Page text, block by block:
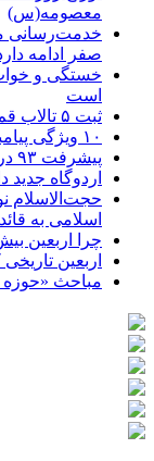
معصومه(س)
صفر ادامه
خستگی و
است
ثبت ۵ تالاب قم در فهرست رسمی تالاب‌های کشور
۱۰ ویژگی پیامبر(ص) در آیه ۱۵۷ سوره اعراف
پیشرفت ۹۳ درصدی پروژه‌های نهضت ملی مسکن در قم
اردوگاه
حجت‌الاسلام
اسلامی به
چرا اربعین
اربعین
مباحث «حوزه